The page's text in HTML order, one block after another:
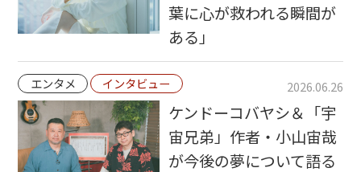
葉に心が救われる瞬間が
ある」
エンタメ インタビュー 2026.06.26
ケンドーコバヤシ＆「宇
宙兄弟」作者・小山宙哉
が今後の夢について語る